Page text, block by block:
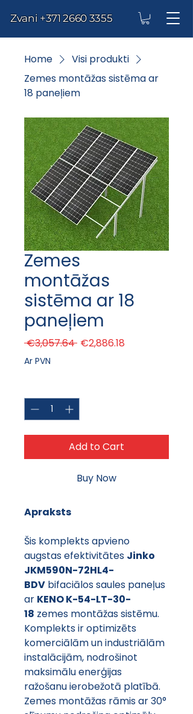
Zvani +371 2660 3355
Home
Visi produkti
Zemes montāžas sistēma ar
18 paneļiem
Zemes
montāžas
sistēma ar 18
paneļiem
€3,057.64 Regular Price
€2,886.18
Ar PVN
Add to Cart
Buy Now
Apraksts
Šis komplekts apvieno
augstas efektivitātes Jinko
JKM590N-72HL4-
BDV bifaciālos saules paneļus
ar KENO K-54-LT-30-
18 zemes montāžas sistēmu.
Komplekts ir optimizēts
komerciālām un industriālām
instalācijām, nodrošinot
maksimālu enerģijas
ražošanu ierobežotā platībā.
Zemes montāžas rāmis ar 30°